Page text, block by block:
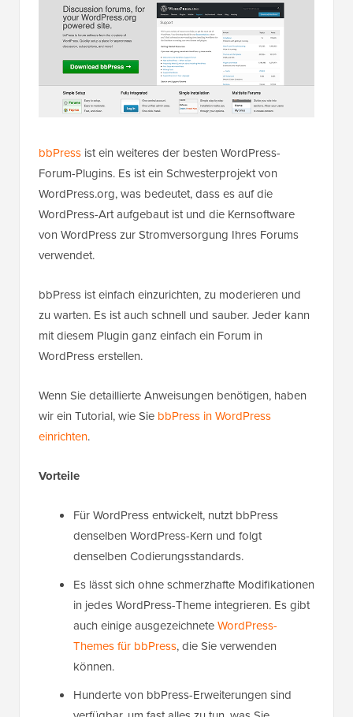
bbPress ist ein weiteres der besten WordPress-
Forum-Plugins. Es ist ein Schwesterprojekt von
WordPress.org, was bedeutet, dass es auf die
WordPress-Art aufgebaut ist und die Kernsoftware
von WordPress zur Stromversorgung Ihres Forums
verwendet.
bbPress ist einfach einzurichten, zu moderieren und
zu warten. Es ist auch schnell und sauber. Jeder kann
mit diesem Plugin ganz einfach ein Forum in
WordPress erstellen.
Wenn Sie detaillierte Anweisungen benötigen, haben
wir ein Tutorial, wie Sie bbPress in WordPress
einrichten.
Vorteile
Für WordPress entwickelt, nutzt bbPress
denselben WordPress-Kern und folgt
denselben Codierungsstandards.
Es lässt sich ohne schmerzhafte Modifikationen
in jedes WordPress-Theme integrieren. Es gibt
auch einige ausgezeichneteWordPress-
Themes für bbPress, die Sie verwenden
können.
Hunderte von bbPress-Erweiterungen sind